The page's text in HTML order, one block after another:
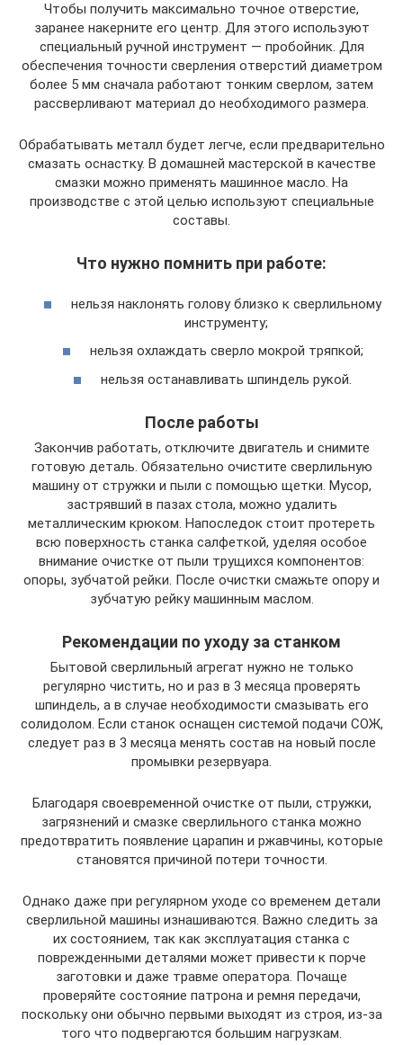
Чтобы получить максимально точное отверстие,
заранее накерните его центр. Для этого используют
специальный ручной инструмент — пробойник. Для
обеспечения точности сверления отверстий диаметром
более 5 мм сначала работают тонким сверлом, затем
рассверливают материал до необходимого размера.
Обрабатывать металл будет легче, если предварительно
смазать оснастку. В домашней мастерской в качестве
смазки можно применять машинное масло. На
производстве с этой целью используют специальные
составы.
Что нужно помнить при работе:
нельзя наклонять голову близко к сверлильному
инструменту;
нельзя охлаждать сверло мокрой тряпкой;
нельзя останавливать шпиндель рукой.
После работы
Закончив работать, отключите двигатель и снимите
готовую деталь. Обязательно очистите сверлильную
машину от стружки и пыли с помощью щетки. Мусор,
застрявший в пазах стола, можно удалить
металлическим крюком. Напоследок стоит протереть
всю поверхность станка салфеткой, уделяя особое
внимание очистке от пыли трущихся компонентов:
опоры, зубчатой рейки. После очистки смажьте опору и
зубчатую рейку машинным маслом.
Рекомендации по уходу за станком
Бытовой сверлильный агрегат нужно не только
регулярно чистить, но и раз в 3 месяца проверять
шпиндель, а в случае необходимости смазывать его
солидолом. Если станок оснащен системой подачи СОЖ,
следует раз в 3 месяца менять состав на новый после
промывки резервуара.
Благодаря своевременной очистке от пыли, стружки,
загрязнений и смазке сверлильного станка можно
предотвратить появление царапин и ржавчины, которые
становятся причиной потери точности.
Однако даже при регулярном уходе со временем детали
сверлильной машины изнашиваются. Важно следить за
их состоянием, так как эксплуатация станка с
поврежденными деталями может привести к порче
заготовки и даже травме оператора. Почаще
проверяйте состояние патрона и ремня передачи,
поскольку они обычно первыми выходят из строя, из-за
того что подвергаются большим нагрузкам.